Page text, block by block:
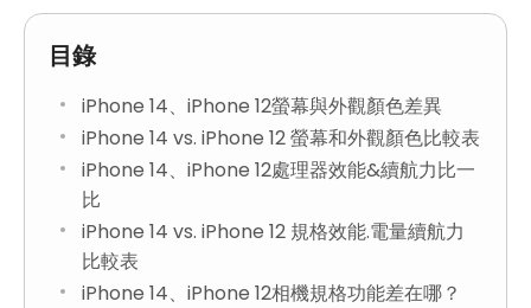
目錄
iPhone 14、iPhone 12螢幕與外觀顏色差異
iPhone 14 vs. iPhone 12 螢幕和外觀顏色比較表
iPhone 14、iPhone 12處理器效能&續航力比一
比
iPhone 14 vs. iPhone 12 規格效能.電量續航力
比較表
iPhone 14、iPhone 12相機規格功能差在哪？